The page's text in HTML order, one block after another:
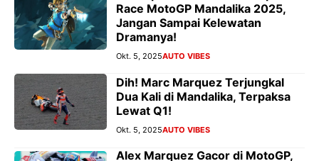
Race MotoGP Mandalika 2025,
Jangan Sampai Kelewatan
Dramanya!
Okt. 5, 2025AUTO VIBES
Dih! Marc Marquez Terjungkal
Dua Kali di Mandalika, Terpaksa
Lewat Q1!
Okt. 5, 2025AUTO VIBES
Alex Marquez Gacor di MotoGP,